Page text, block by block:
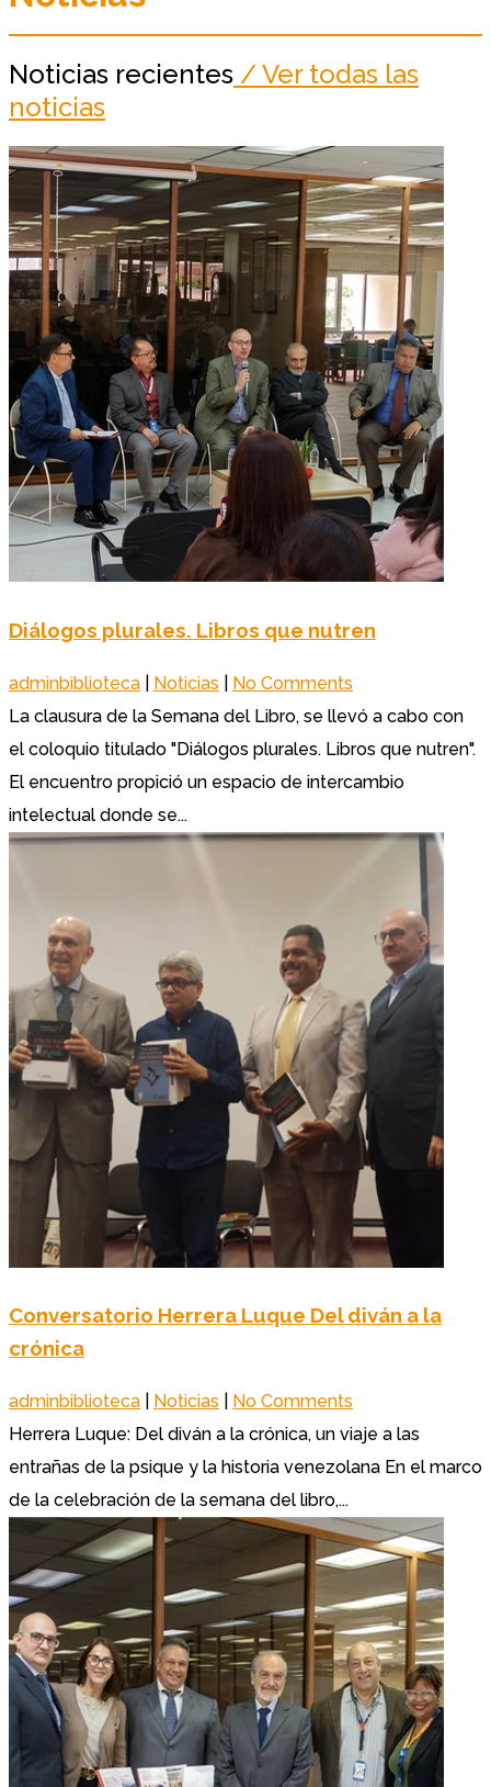
Noticias recientes / Ver todas las
noticias
Diálogos plurales. Libros que nutren
adminbiblioteca Noticias
No Comments
La clausura de la Semana del Libro, se llevó a cabo con
el coloquio titulado "Diálogos plurales. Libros que nutren".
El encuentro propició un espacio de intercambio
intelectual donde se...
Conversatorio Herrera Luque Del diván a la
crónica
adminbiblioteca Noticias
No Comments
Herrera Luque: Del diván a la crónica, un viaje a las
entrañas de la psique y la historia venezolana En el marco
de la celebración de la semana del libro,...